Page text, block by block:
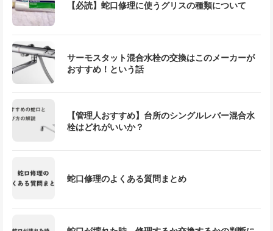
【必読】蛇口修理に使うグリスの種類について
サーモスタット混合水栓の交換はこのメーカーが
おすすめ！という話
【管理人おすすめ】台所のシングルレバー混合水
栓はどれがいいか？
蛇口修理のよくある質問まとめ